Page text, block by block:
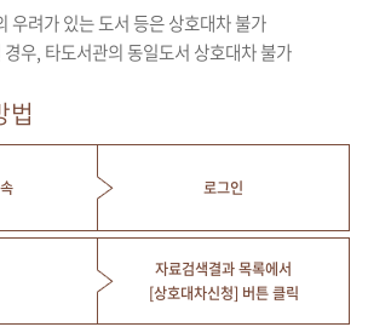
우려가 있는 도서 등은 상호대차 불가
우, 타도서관의 동일도서 상호대차 불가
법
로그인
자료검색결과 목록에서
[상호대차신청] 버튼 클릭